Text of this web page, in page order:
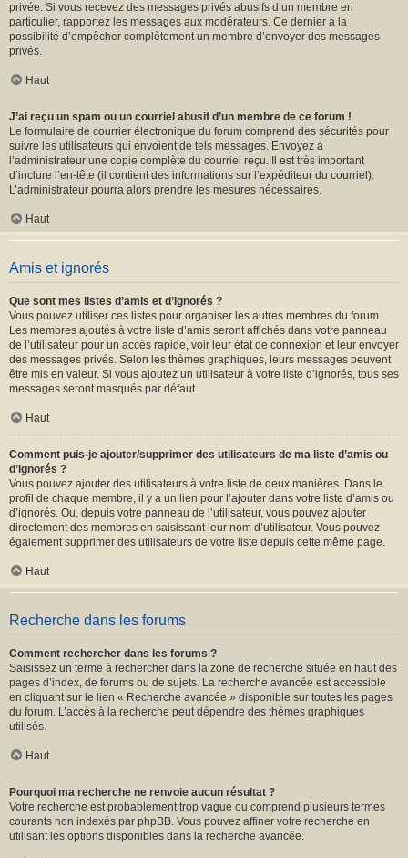
privée. Si vous recevez des messages privés abusifs d’un membre en
particulier, rapportez les messages aux modérateurs. Ce dernier a la
possibilité d’empêcher complètement un membre d’envoyer des messages
privés.
Haut
J’ai reçu un spam ou un courriel abusif d’un membre de ce forum !
Le formulaire de courrier électronique du forum comprend des sécurités pour
suivre les utilisateurs qui envoient de tels messages. Envoyez à
l’administrateur une copie complète du courriel reçu. Il est très important
d’inclure l’en-tête (il contient des informations sur l’expéditeur du courriel).
L’administrateur pourra alors prendre les mesures nécessaires.
Haut
Amis et ignorés
Que sont mes listes d’amis et d’ignorés ?
Vous pouvez utiliser ces listes pour organiser les autres membres du forum.
Les membres ajoutés à votre liste d’amis seront affichés dans votre panneau
de l’utilisateur pour un accès rapide, voir leur état de connexion et leur envoyer
des messages privés. Selon les thèmes graphiques, leurs messages peuvent
être mis en valeur. Si vous ajoutez un utilisateur à votre liste d’ignorés, tous ses
messages seront masqués par défaut.
Haut
Comment puis-je ajouter/supprimer des utilisateurs de ma liste d’amis ou
d’ignorés ?
Vous pouvez ajouter des utilisateurs à votre liste de deux manières. Dans le
profil de chaque membre, il y a un lien pour l’ajouter dans votre liste d’amis ou
d’ignorés. Ou, depuis votre panneau de l’utilisateur, vous pouvez ajouter
directement des membres en saisissant leur nom d’utilisateur. Vous pouvez
également supprimer des utilisateurs de votre liste depuis cette même page.
Haut
Recherche dans les forums
Comment rechercher dans les forums ?
Saisissez un terme à rechercher dans la zone de recherche située en haut des
pages d’index, de forums ou de sujets. La recherche avancée est accessible
en cliquant sur le lien « Recherche avancée » disponible sur toutes les pages
du forum. L’accès à la recherche peut dépendre des thèmes graphiques
utilisés.
Haut
Pourquoi ma recherche ne renvoie aucun résultat ?
Votre recherche est probablement trop vague ou comprend plusieurs termes
courants non indexés par phpBB. Vous pouvez affiner votre recherche en
utilisant les options disponibles dans la recherche avancée.